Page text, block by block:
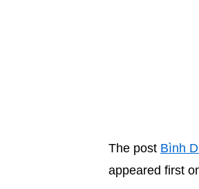
The post Bình
appeared first